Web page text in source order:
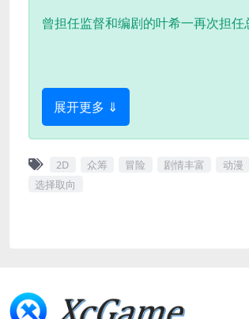
曾担任监督和编剧的叶希一再次担
展开更多 ⇓
2D 众筹 冒险 剧情丰富 动漫
选择取向